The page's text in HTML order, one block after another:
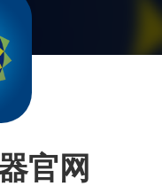
官网